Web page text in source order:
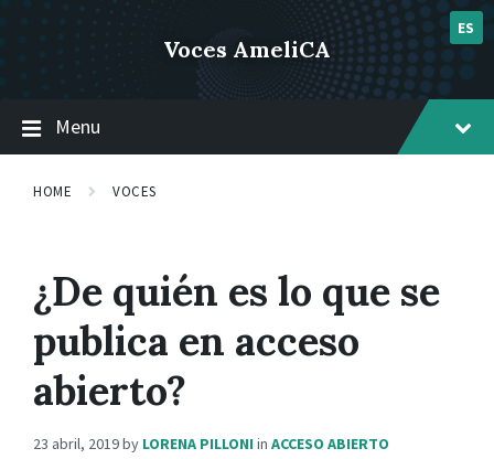
content
navigation
footer
ES
Voces AmeliCA
Menu
HOME VOCES
¿De quién es lo que se
publica en acceso
abierto?
23 abril, 2019by LORENA PILLONI in ACCESO ABIERTO